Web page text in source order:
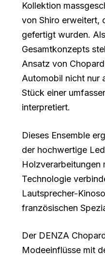
Kollektion
von Shiro erweitert,
gefertigt wurden.
Gesamtkonzepts
Ansatz von
Automobil nicht nur
Stück einer
interpretiert.
Dieses Ensemble
der hochwertige
Holzverarbeitungen
Technologie
Lautsprecher-
französischen
Der DENZA
Modeeinflüsse mit